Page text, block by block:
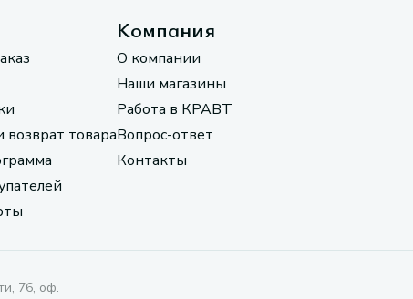
возврат товара
Компания
О компании
Наши магазины
Работа в КРАВТ
Вопрос-ответ
Контакты
76, оф.